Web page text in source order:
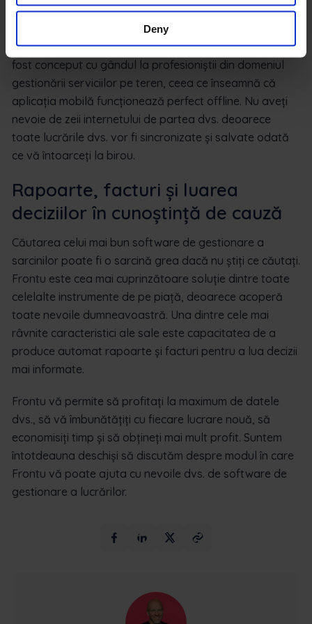
Deny
fizic la fața locului. Acest lucru transformă imediat
coșmarul colectării facturilor într-o sarcină simplă și
ușoară. Beneficiile la distanță nu se opresc aici. Frontu a
fost conceput cu gândul la profesioniștii din domeniul
gestionării serviciilor pe teren, ceea ce înseamnă că
aplicația mobilă funcționează perfect offline. Nu aveți
nevoie de zeii internetului de partea dvs. deoarece
toate lucrările dvs. vor fi sincronizate și salvate odată
ce vă întoarceți la birou.
Rapoarte, facturi și luarea
deciziilor în cunoștință de cauză
Căutarea celui mai bun software de gestionare a
sarcinilor poate fi o sarcină grea dacă nu știți ce căutați.
Frontu este cea mai cuprinzătoare soluție dintre toate
celelalte instrumente de pe piață, deoarece acoperă
toate nevoile dumneavoastră. Una dintre cele mai
râvnite caracteristici ale sale este capacitatea de a
produce automat rapoarte și facturi pentru a lua decizii
mai informate.
Frontu vă permite să profitați la maximum de datele
dvs., să vă îmbunătățiți cu fiecare lucrare nouă, să
economisiți timp și să obțineți mai mult profit. Suntem
întotdeauna deschiși să discutăm despre modul în care
Frontu vă poate ajuta cu nevoile dvs. de software de
gestionare a lucrărilor.